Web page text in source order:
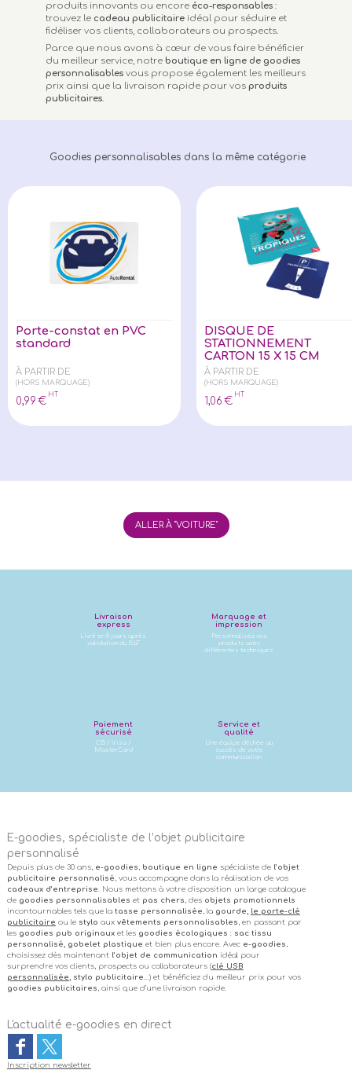
produits innovants ou encore éco-responsables :
trouvez le cadeau publicitaire idéal pour séduire et
fidéliser vos clients, collaborateurs ou prospects.
Parce que nous avons à cœur de vous faire bénéficier
du meilleur service, notreboutique en ligne de goodies
personnalisables vous propose également les meilleurs
prix ainsi que la livraison rapide pour vos produits
publicitaires.
Goodies personnalisables dans la même catégorie
Porte-constat en PVC
standard
À PARTIR DE
(HORS MARQUAGE)
0,99 €
HT
DISQUE DE
STATIONNEMENT
CARTON 15 X 15 CM
À PARTIR DE
(HORS MARQUAGE)
1,06 €
HT
ALLER À "VOITURE"
Livraison
express
Livré en 8 jours après
validation du BàT
Marquage et
impression
Personnalisez vos
produits avec
différentes techniques
Paiement
sécurisé
CB / Visa /
MasterCard
Service et
qualité
Une équipe dédiée au
succès de votre
communication
E-goodies, spécialiste de l’objet publicitaire
personnalisé
Depuis plus de 30 ans, e-goodies , boutique en ligne spécialiste de l’objet
publicitaire personnalisé , vous accompagne dans la réalisation de vos
cadeaux d’entreprise. Nous mettons à votre disposition un large catalogue
de goodies personnalisables et pas chers , des objets promotionnels
incontournables tels que la tasse personnalisée , la gourde, le porte-clé
publicitaire ou le stylo aux vêtements personnalisables , en passant par
les goodies pub originauxet les goodies écologiques : sac tissu
personnalisé, gobelet plastique et bien plus encore. Avec e-goodies ,
choisissez dès maintenant l’objet de communication idéal pour
surprendre vos clients, prospects ou collaborateurs (clé USB
personnalisée, stylo publicitaire…) et bénéficiez du meilleur prix pour vos
goodies publicitaires , ainsi que d’une livraison rapide.
L'actualité e-goodies en direct
Inscription newsletter